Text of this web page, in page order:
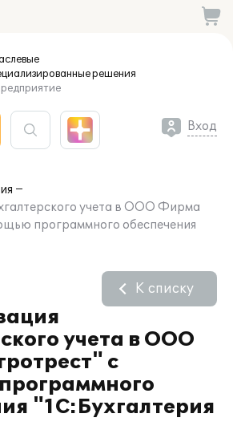
решения
Вход
учета в ООО Фирма
программного обеспечения
учета в ООО
с
"1С:Бухгалтерия
К списку